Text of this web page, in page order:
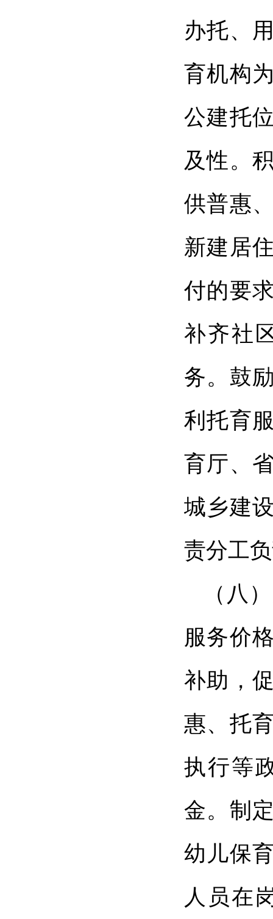
办托、
育机构
公建托
及性。
供普惠
新建居
付的要
补齐社
务。鼓
利托育
育厅、
城乡建
责分工
（八
服务价
补助，
惠、托
执行等
金。制
幼儿保
人员在